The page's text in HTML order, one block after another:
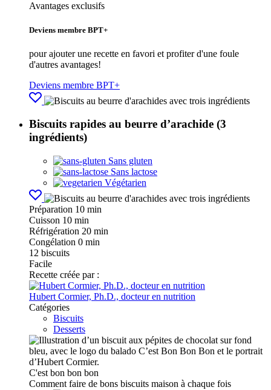
Avantages exclusifs
Deviens membre BPT+
pour ajouter une recette en favori et profiter d'une foule
d'autres avantages!
Deviens membre BPT+
Biscuits rapides au beurre d’arachide (3
ingrédients)
Sans gluten
Sans lactose
Végétarien
Préparation 10 min
Cuisson 10 min
Réfrigération 20 min
Congélation 0 min
12 biscuits
Facile
Recette créée par :
Hubert Cormier, Ph.D., docteur en nutrition
Catégories
Biscuits
Desserts
C'est bon bon bon
Comment faire de bons biscuits maison à chaque fois